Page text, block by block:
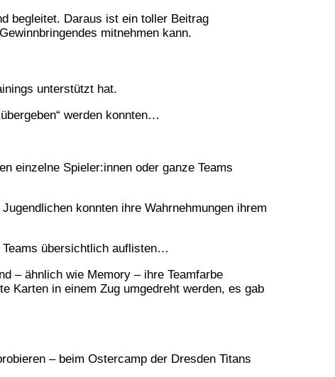
begleitet. Daraus ist ein toller Beitrag
mitnehmen kann.
unterstützt hat.
werden konnten…
einzelne Spieler:innen oder ganze Teams
konnten ihre Wahrnehmungen ihrem
übersichtlich auflisten…
– ähnlich wie Memory – ihre Teamfarbe
Karten in einem Zug umgedreht werden, es gab
– beim Ostercamp der Dresden Titans